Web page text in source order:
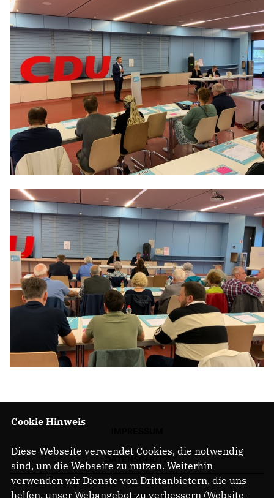
Cookie Hinweis
Diese Webseite verwendet Cookies, die notwendig
sind, um die Webseite zu nutzen. Weiterhin
verwenden wir Dienste von Drittanbietern, die uns
helfen, unser Webangebot zu verbessern (Website-